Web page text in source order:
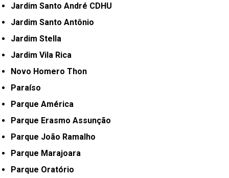
Jardim Santo André CDHU
Jardim Santo Antônio
Jardim Stella
Jardim Vila Rica
Novo Homero Thon
Paraíso
Parque América
Parque Erasmo Assunção
Parque João Ramalho
Parque Marajoara
Parque Oratório